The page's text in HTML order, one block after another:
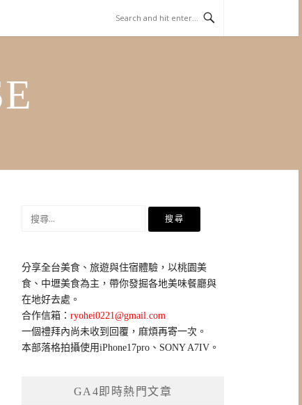
鍵
字:
分享全台美食、旅遊與住宿體驗，以桃園美
食、中壢美食為主，帶你發掘各地美味餐廳與
在地好去處。
合作信箱：ryohei0221@gmail.com
一個禮拜內尚未收到回覆，麻煩再寄一次。
本部落格拍攝使用iPhone17pro、SONY A7IV。
GA4即時熱門文章